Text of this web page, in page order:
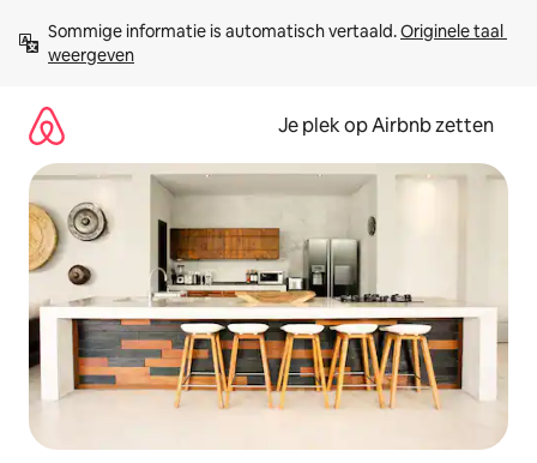
direct
naar
Sommige informatie is automatisch vertaald. Originele taal
weergeven
Je plek op Airbnb zetten